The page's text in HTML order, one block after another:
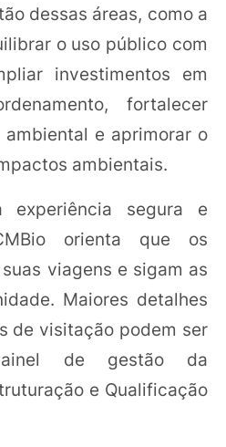
dessas áreas, como a
o uso público com
investimentos em
fortalecer
e aprimorar o
ambientais.
experiência segura e
orienta que os
viagens e sigam as
Maiores detalhes
de visitação podem ser
de gestão da
e Qualificação